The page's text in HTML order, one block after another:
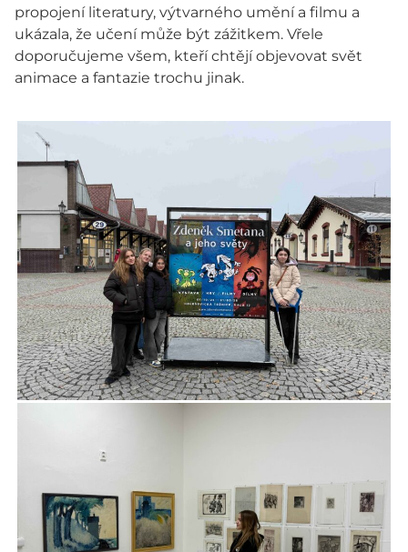
propojení literatury, výtvarného umění a filmu a
ukázala, že učení může být zážitkem. Vřele
doporučujeme všem, kteří chtějí objevovat svět
animace a fantazie trochu jinak.